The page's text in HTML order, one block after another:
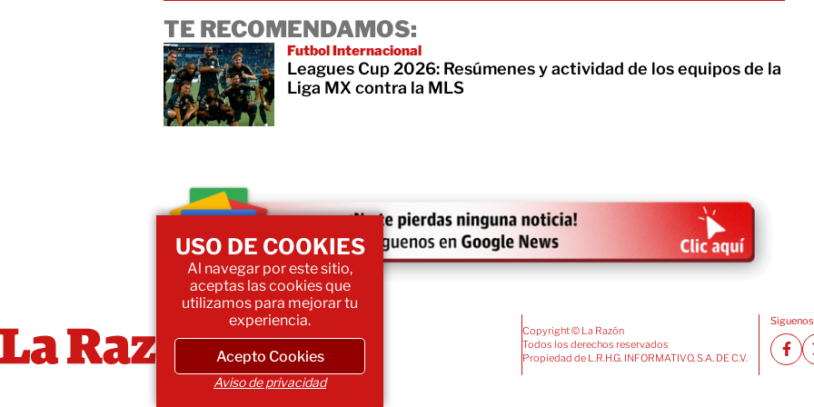
TE RECOMENDAMOS:
Futbol Internacional
Leagues Cup 2026: Resúmenes y actividad de los equipos de la
Liga MX contra la MLS
Copyright © La Razón
Todos los derechos reservados
Propiedad de L.R.H.G. INFORMATIVO, S.A. DE C.V.
USO DE COOKIES
Al navegar por este sitio,
aceptas las cookies que
utilizamos para mejorar tu
experiencia.
Acepto Cookies
Aviso de privacidad